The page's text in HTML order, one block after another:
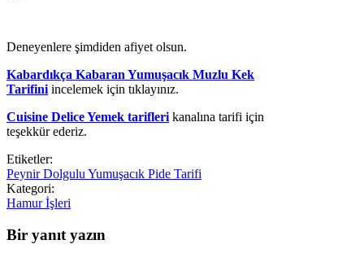
Deneyenlere şimdiden afiyet olsun.
Kabardıkça Kabaran Yumuşacık Muzlu Kek
Tarifini incelemek için tıklayınız.
Cuisine Delice Yemek tarifleri kanalına tarifi için
teşekkür ederiz.
Etiketler:
Peynir Dolgulu Yumuşacık Pide Tarifi
Kategori:
Hamur İşleri
Bir yanıt yazın